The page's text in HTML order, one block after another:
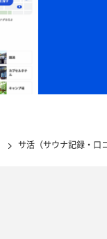
サ活（サウナ記録・口